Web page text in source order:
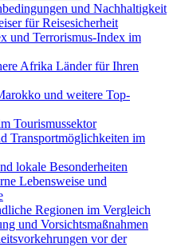
und Nachhaltigkeit
für Reisesicherheit
und Terrorismus-Index im
Afrika Länder für Ihren
und weitere Top-
Tourismussektor
Transportmöglichkeiten im
lokale Besonderheiten
Lebensweise und
Regionen im Vergleich
und Vorsichtsmaßnahmen
vor der